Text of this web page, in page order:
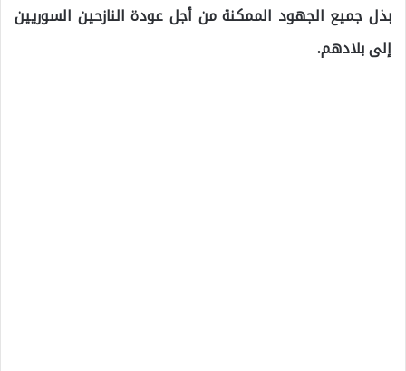
بذل جميع الجهود الممكنة من أجل عودة النازحين السوريين
إلى بلادهم.